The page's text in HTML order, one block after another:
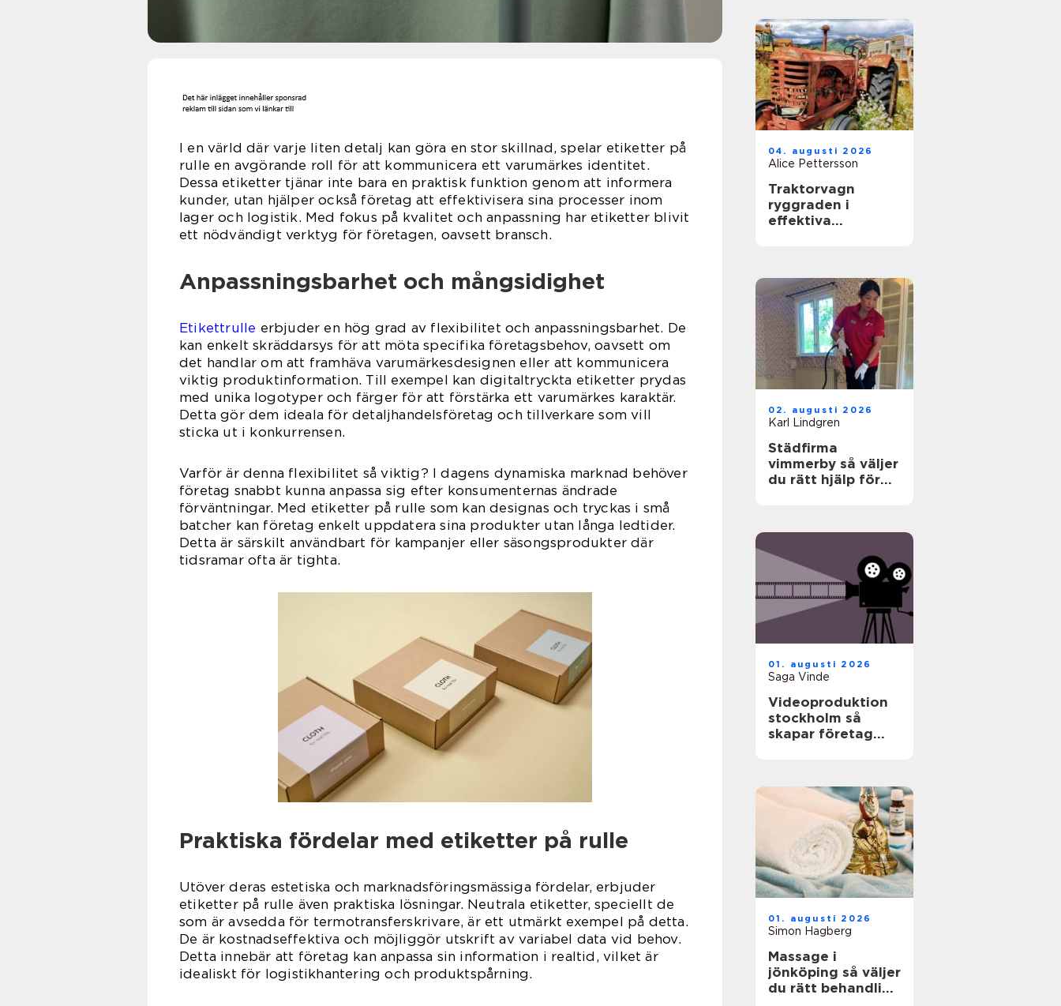
I en värld där varje liten detalj kan göra en stor skillnad, spelar etiketter på
rulle en avgörande roll för att kommunicera ett varumärkes identitet.
Dessa etiketter tjänar inte bara en praktisk funktion genom att informera
kunder, utan hjälper också företag att effektivisera sina processer inom
lager och logistik. Med fokus på kvalitet och anpassning har etiketter blivit
ett nödvändigt verktyg för företagen, oavsett bransch.
Anpassningsbarhet och mångsidighet
Etikettrulle erbjuder en hög grad av flexibilitet och anpassningsbarhet. De
kan enkelt skräddarsys för att möta specifika företagsbehov, oavsett om
det handlar om att framhäva varumärkesdesignen eller att kommunicera
viktig produktinformation. Till exempel kan digitaltryckta etiketter prydas
med unika logotyper och färger för att förstärka ett varumärkes karaktär.
Detta gör dem ideala för detaljhandelsföretag och tillverkare som vill
sticka ut i konkurrensen.
Varför är denna flexibilitet så viktig? I dagens dynamiska marknad behöver
företag snabbt kunna anpassa sig efter konsumenternas ändrade
förväntningar. Med etiketter på rulle som kan designas och tryckas i små
batcher kan företag enkelt uppdatera sina produkter utan långa ledtider.
Detta är särskilt användbart för kampanjer eller säsongsprodukter där
tidsramar ofta är tighta.
Praktiska fördelar med etiketter på rulle
Utöver deras estetiska och marknadsföringsmässiga fördelar, erbjuder
etiketter på rulle även praktiska lösningar. Neutrala etiketter, speciellt de
som är avsedda för termotransferskrivare, är ett utmärkt exempel på detta.
De är kostnadseffektiva och möjliggör utskrift av variabel data vid behov.
Detta innebär att företag kan anpassa sin information i realtid, vilket är
idealiskt för logistikhantering och produktspårning.
04. augusti 2026
Alice Pettersson
Traktorvagn
ryggraden i
effektiva
02. augusti 2026
Karl Lindgren
Städfirma
vimmerby så väljer
du rätt hjälp för
01. augusti 2026
Saga Vinde
Videoproduktion
stockholm så
skapar företag
01. augusti 2026
Simon Hagberg
Massage i
jönköping så väljer
du rätt behandling